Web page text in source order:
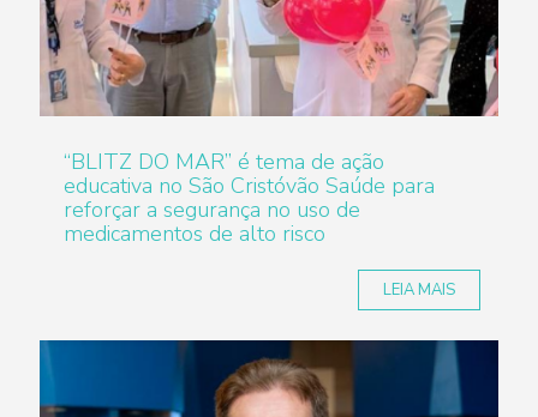
“BLITZ DO MAR” é tema de ação
educativa no São Cristóvão Saúde para
reforçar a segurança no uso de
medicamentos de alto risco
LEIA MAIS